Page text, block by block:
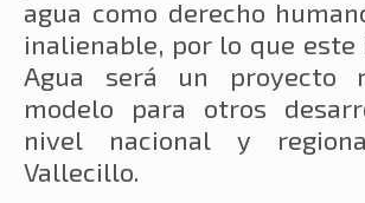
agua como derecho
inalienable, por lo que este
Agua será un proyecto
modelo para otros
nivel nacional y
Vallecillo.